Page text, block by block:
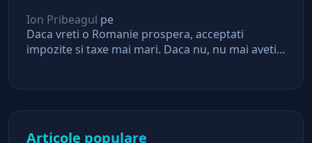
Ion Pribeagul pe
Daca vreti o Romanie prospera, acceptati
impozite si taxe mai mari. Daca nu, nu mai aveti
Articole populare